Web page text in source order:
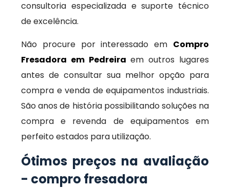
consultoria especializada e suporte técnico
de excelência.
Não procure por interessado em Compro
Fresadora em Pedreira em outros lugares
antes de consultar sua melhor opção para
compra e venda de equipamentos industriais.
São anos de história possibilitando soluções na
compra e revenda de equipamentos em
perfeito estados para utilização.
Ótimos preços na avaliação
- compro fresadora